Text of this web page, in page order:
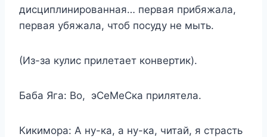
дисциплинированная… первая прибяжала,
первая убяжала, чтоб посуду не мыть.
(Из-за кулис прилетает конвертик).
Баба Яга: Во, эСеМеСка прилятела.
Кикимора: А ну-ка, а ну-ка, читай, я страсть